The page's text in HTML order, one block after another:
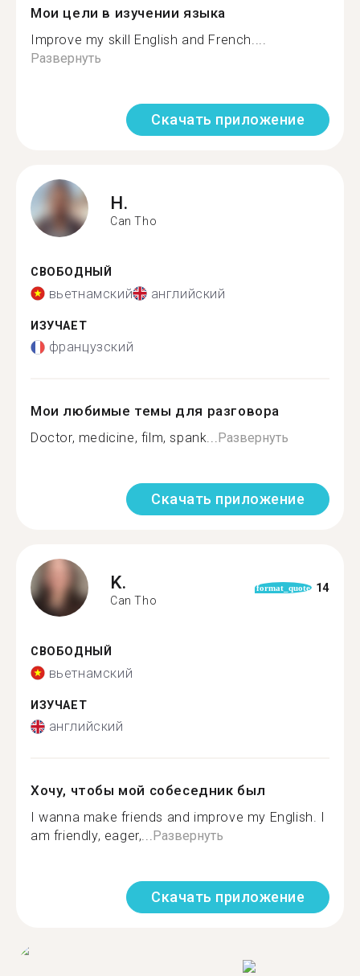
Мои цели в изучении языка
Improve my skill English and French....
Развернуть
Скачать приложение
H.
Can Tho
СВОБОДНЫЙ
вьетнамский английский
ИЗУЧАЕТ
французский
Мои любимые темы для разговора
Doctor, medicine, film, spank...Развернуть
Скачать приложение
K.
Can Tho
format_quote 14
СВОБОДНЫЙ
вьетнамский
ИЗУЧАЕТ
английский
Хочу, чтобы мой собеседник был
I wanna make friends and improve my English. I
am friendly, eager,...Развернуть
Скачать приложение